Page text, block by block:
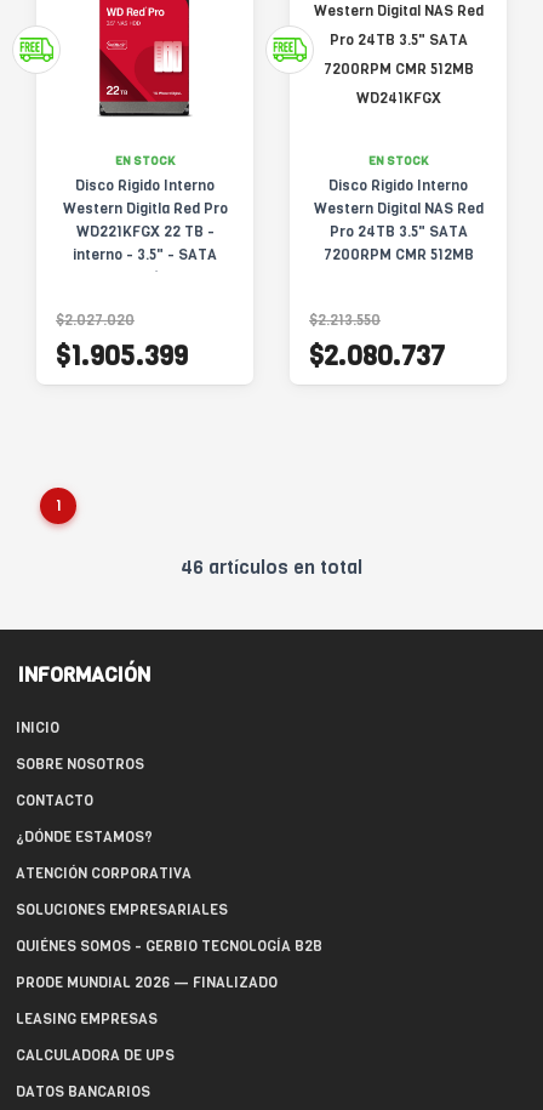
EN STOCK
Disco Rigido Interno
Western Digitla Red Pro
WD221KFGX 22 TB -
interno - 3.5" - SATA
6Gb/s
$2.027.020
$1.905.399
EN STOCK
Disco Rigido Interno
Western Digital NAS Red
Pro 24TB 3.5" SATA
7200RPM CMR 512MB
$2.213.550
$2.080.737
1
46 artículos en total
INFORMACIÓN
INICIO
SOBRE NOSOTROS
CONTACTO
¿DÓNDE ESTAMOS?
ATENCIÓN CORPORATIVA
SOLUCIONES EMPRESARIALES
QUIÉNES SOMOS - GERBIO TECNOLOGÍA B2B
PRODE MUNDIAL 2026 — FINALIZADO
LEASING EMPRESAS
CALCULADORA DE UPS
DATOS BANCARIOS